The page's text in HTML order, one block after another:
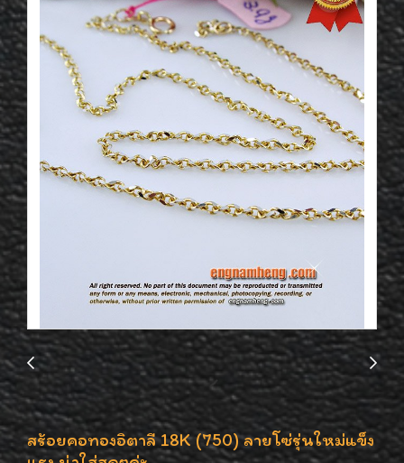
สร้อยคอทองอิตาลี 18K (750) ลายโซ่รุ่นใหม่แข็ง